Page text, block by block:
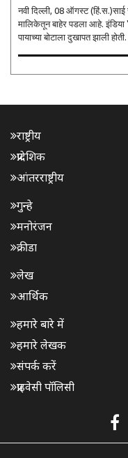
नवी दिल्ली, 08 ऑगस्ट (हिं.स.)साई
मालिकेतून बाहेर पडला आहे. इंडिया
पायाच्या बोटाला दुखापत झाली
राष्ट्रीय
प्रादेशिक
आंतरराष्ट्रीय
गुन्हे
मनोरंजन
क्रीडा
लेख
आर्थिक
हमारे बारे में
हमारे लेखक
संपर्क करें
प्राइवेसी पॉलिसी